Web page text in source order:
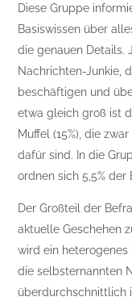
Diese Gruppe
Basiswissen über
die genauen Details.
Nachrichten-Junkie,
beschäftigen und
etwa gleich groß ist
Muffel (15%), die
dafür sind. In die
ordnen sich 5,5% der
Der Großteil der
aktuelle Geschehen
wird ein
die selbsternannten
überdurchschnittlich